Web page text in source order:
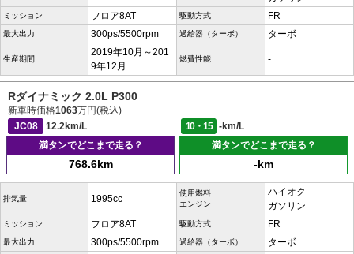
ミッション フロア8AT 駆動方式 FR
最大出力 300ps/5500rpm 過給器（ターボ） ターボ
生産期間
2019年10月～201
9年12月
燃費性能 -
Rダイナミック 2.0L P300
新車時価格1063万円(税込)
JC08
12.2km/L 10・15
-km/L
満タンでどこまで走る？
768.6km
満タンでどこまで走る？
-km
排気量 1995cc
使用燃料
エンジン
ハイオク
ガソリン
ミッション フロア8AT 駆動方式 FR
最大出力 300ps/5500rpm 過給器（ターボ） ターボ